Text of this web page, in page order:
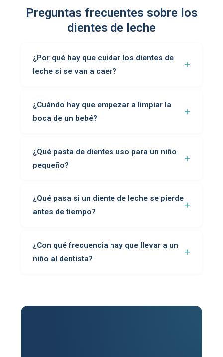
Preguntas frecuentes sobre los
dientes de leche
¿Por qué hay que cuidar los dientes de
leche si se van a caer?
¿Cuándo hay que empezar a limpiar la
boca de un bebé?
¿Qué pasta de dientes uso para un niño
pequeño?
¿Qué pasa si un diente de leche se pierde
antes de tiempo?
¿Con qué frecuencia hay que llevar a un
niño al dentista?